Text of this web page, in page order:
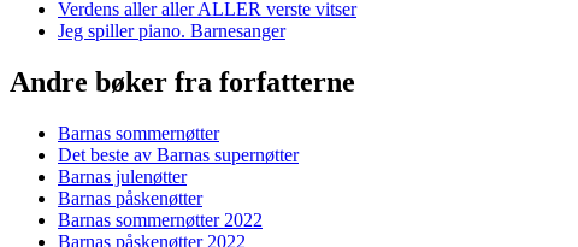
Verdens aller aller ALLER verste vitser
Jeg spiller piano. Barnesanger
Andre bøker fra forfatterne
Barnas sommernøtter
Det beste av Barnas supernøtter
Barnas julenøtter
Barnas påskenøtter
Barnas sommernøtter 2022
Barnas påskenøtter 2022